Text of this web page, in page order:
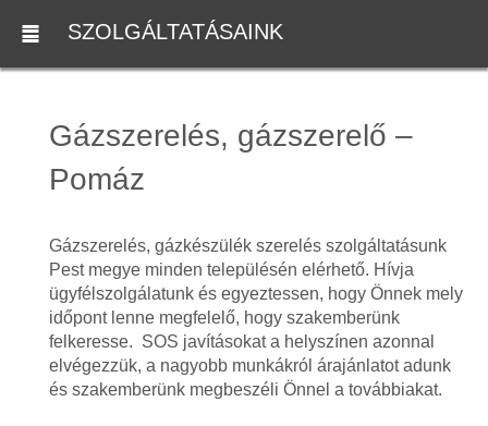
SZOLGÁLTATÁSAINK
Gázszerelés, gázszerelő –
Pomáz
Gázszerelés, gázkészülék szerelés szolgáltatásunk
Pest megye minden településén elérhető. Hívja
ügyfélszolgálatunk és egyeztessen, hogy Önnek mely
időpont lenne megfelelő, hogy szakemberünk
felkeresse. SOS javításokat a helyszínen azonnal
elvégezzük, a nagyobb munkákról árajánlatot adunk
és szakemberünk megbeszéli Önnel a továbbiakat.